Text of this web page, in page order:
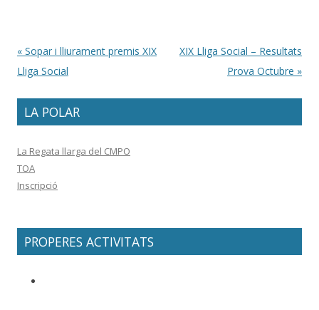
Post navigation
« Sopar i lliurament premis XIX
Lliga Social
XIX Lliga Social – Resultats
Prova Octubre »
LA POLAR
La Regata llarga del CMPO
TOA
Inscripció
PROPERES ACTIVITATS